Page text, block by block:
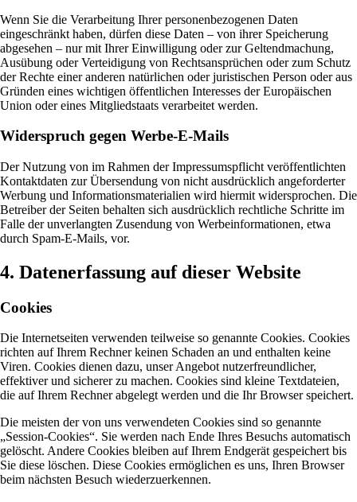
Wenn Sie die Verarbeitung Ihrer personenbezogenen Daten
eingeschränkt haben, dürfen diese Daten – von ihrer Speicherung
abgesehen – nur mit Ihrer Einwilligung oder zur Geltendmachung,
Ausübung oder Verteidigung von Rechtsansprüchen oder zum Schutz
der Rechte einer anderen natürlichen oder juristischen Person oder aus
Gründen eines wichtigen öffentlichen Interesses der Europäischen
Union oder eines Mitgliedstaats verarbeitet werden.
Widerspruch gegen Werbe-E-Mails
Der Nutzung von im Rahmen der Impressumspflicht veröffentlichten
Kontaktdaten zur Übersendung von nicht ausdrücklich angeforderter
Werbung und Informationsmaterialien wird hiermit widersprochen. Die
Betreiber der Seiten behalten sich ausdrücklich rechtliche Schritte im
Falle der unverlangten Zusendung von Werbeinformationen, etwa
durch Spam-E-Mails, vor.
4. Datenerfassung auf dieser Website
Cookies
Die Internetseiten verwenden teilweise so genannte Cookies. Cookies
richten auf Ihrem Rechner keinen Schaden an und enthalten keine
Viren. Cookies dienen dazu, unser Angebot nutzerfreundlicher,
effektiver und sicherer zu machen. Cookies sind kleine Textdateien,
die auf Ihrem Rechner abgelegt werden und die Ihr Browser speichert.
Die meisten der von uns verwendeten Cookies sind so genannte
„Session-Cookies“. Sie werden nach Ende Ihres Besuchs automatisch
gelöscht. Andere Cookies bleiben auf Ihrem Endgerät gespeichert bis
Sie diese löschen. Diese Cookies ermöglichen es uns, Ihren Browser
beim nächsten Besuch wiederzuerkennen.